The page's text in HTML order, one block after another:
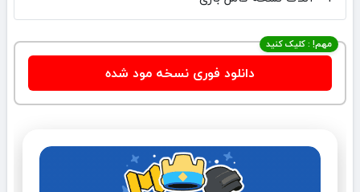
مهم! : کلیک کنید
دانلود فوری نسخه مود شده